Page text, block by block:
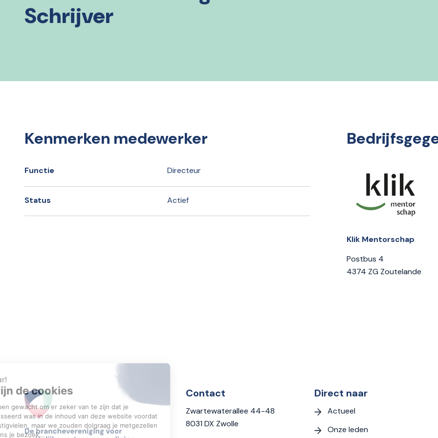
Schrijver
Kenmerken medewerker
Functie Directeur
Status Actief
Klik Mentorschap
Postbus 4
4374 ZG Zoutelande
Contact
Zwartewaterallee 44-48
8031 DX Zwolle
Direct naar
Actueel
Onze leden